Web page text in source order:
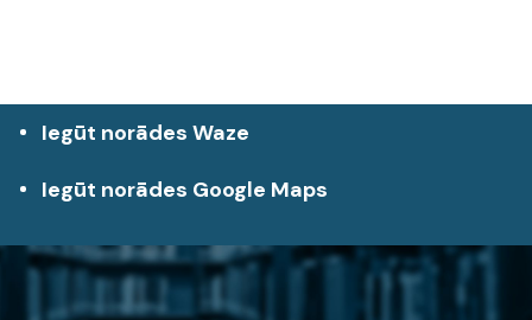
Iegūt norādes Waze
Iegūt norādes Google Maps